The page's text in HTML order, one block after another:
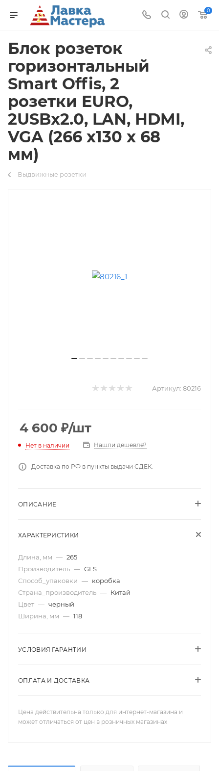
0
Блок розеток
горизонтальный
Smart Offis, 2
розетки EURO,
2USBx2.0, LAN, HDMI,
VGA (266 х130 х 68
мм)
Выдвижные розетки
Артикул: 80216
4 600 ₽/шт
Нет в наличии Нашли дешевле?
Доставка по РФ в пункты выдачи СДЕК.
ОПИСАНИЕ
ХАРАКТЕРИСТИКИ
Длина, мм — 265
Производитель — GLS
Способ_упаковки — коробка
Страна_производитель — Китай
Цвет — черный
Ширина, мм — 118
УСЛОВИЯ ГАРАНТИИ
ОПЛАТА И ДОСТАВКА
Цена действительна только для интернет-магазина и
может отличаться от цен в розничных магазинах